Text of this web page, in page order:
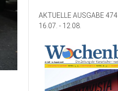
AKTUELLE AUSGABE 474
16.07. - 12.08.